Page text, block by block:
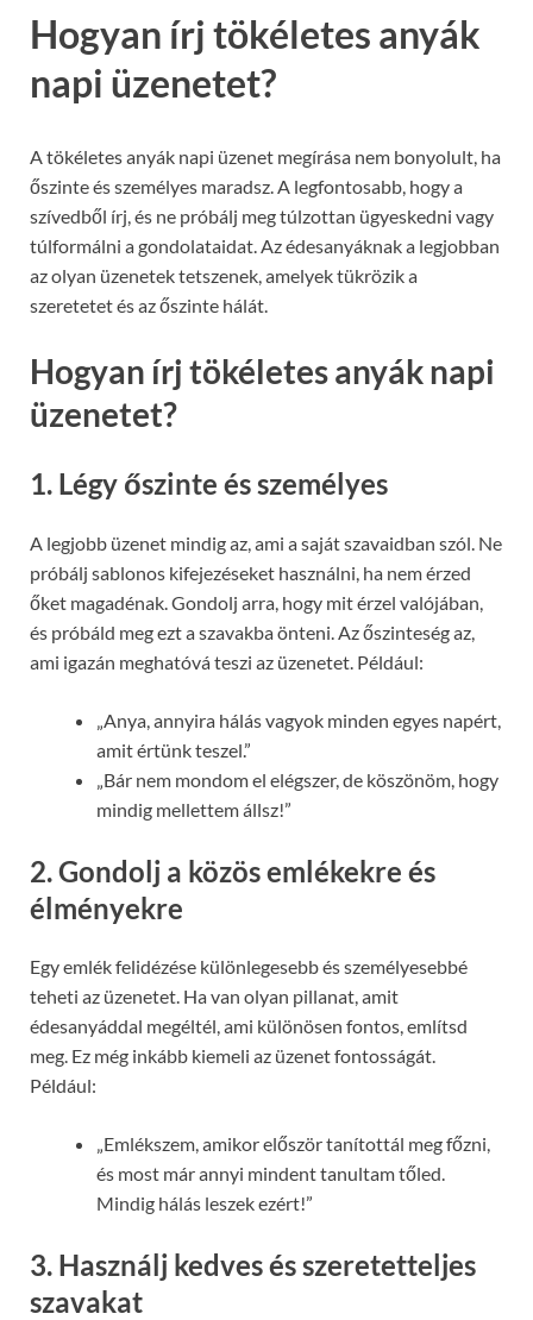
Hogyan írj tökéletes anyák
napi üzenetet?
A tökéletes anyák napi üzenet megírása nem bonyolult, ha
őszinte és személyes maradsz. A legfontosabb, hogy a
szívedből írj, és ne próbálj meg túlzottan ügyeskedni vagy
túlformálni a gondolataidat. Az édesanyáknak a legjobban
az olyan üzenetek tetszenek, amelyek tükrözik a
szeretetet és az őszinte hálát.
Hogyan írj tökéletes anyák napi
üzenetet?
1. Légy őszinte és személyes
A legjobb üzenet mindig az, ami a saját szavaidban szól. Ne
próbálj sablonos kifejezéseket használni, ha nem érzed
őket magadénak. Gondolj arra, hogy mit érzel valójában,
és próbáld meg ezt a szavakba önteni. Az őszinteség az,
ami igazán meghatóvá teszi az üzenetet. Például:
„Anya, annyira hálás vagyok minden egyes napért,
amit értünk teszel.”
„Bár nem mondom el elégszer, de köszönöm, hogy
mindig mellettem állsz!”
2.Gondolj a közös emlékekre és
élményekre
Egy emlék felidézése különlegesebb és személyesebbé
teheti az üzenetet. Ha van olyan pillanat, amit
édesanyáddal megéltél, ami különösen fontos, említsd
meg. Ez még inkább kiemeli az üzenet fontosságát.
Például:
„Emlékszem, amikor először tanítottál meg főzni,
és most már annyi mindent tanultam tőled.
Mindig hálás leszek ezért!”
3. Használj kedves és szeretetteljes
szavakat